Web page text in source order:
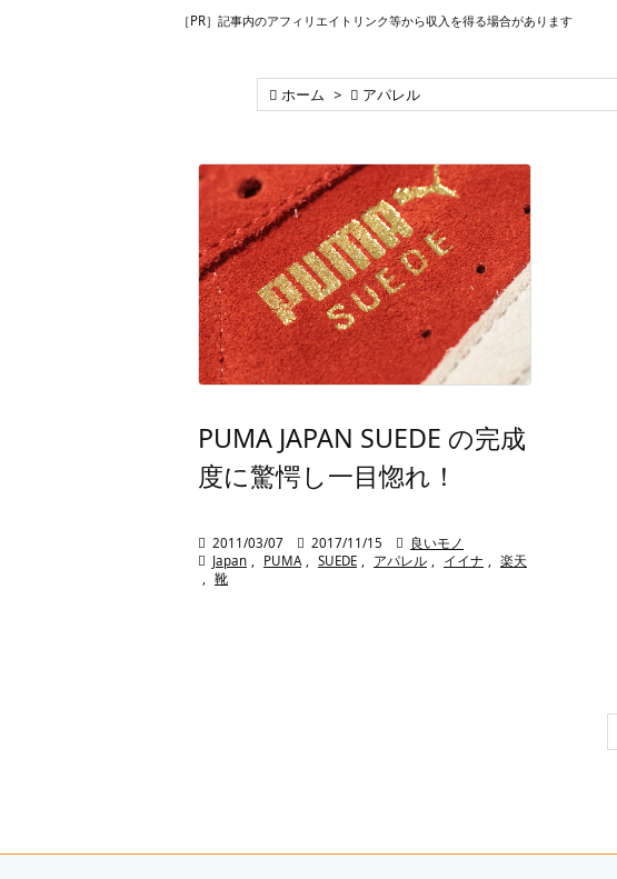
［PR］記事内のアフィリエイトリンク等から収入を得る場合があります
 ホーム >  アパレル
PUMA JAPAN SUEDE の完成
度に驚愕し一目惚れ！
 2011/03/07  2017/11/15  良いモノ
 Japan , PUMA , SUEDE , アパレル , イイナ , 楽天
, 靴